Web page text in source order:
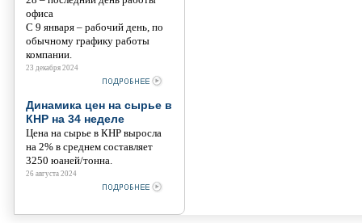
офиса
С 9 января – рабочий день, по
обычному графику работы
компании.
23 декабря 2024
Динамика цен на сырье в
КНР на 34 неделе
Цена на сырье в КНР выросла
на 2% в среднем составляет
3250 юаней/тонна.
26 августа 2024